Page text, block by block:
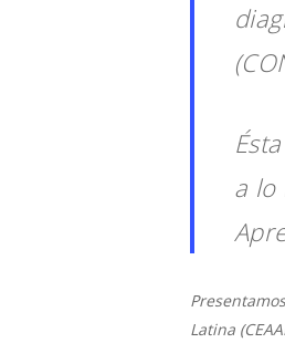
a lo
Latina